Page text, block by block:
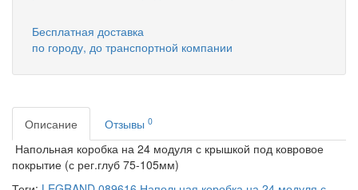
Бесплатная доставка
по городу, до транспортной компании
Описание Отзывы 0
Напольная коробка на 24 модуля с крышкой под ковровое
покрытие (с рег.глуб 75-105мм)